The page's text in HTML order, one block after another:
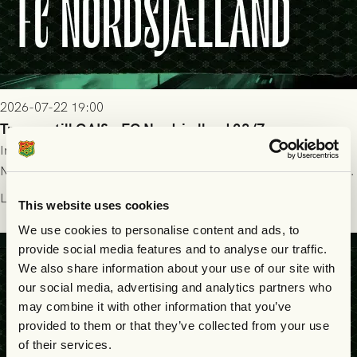
This website uses cookies
We use cookies to personalise content and ads, to
provide social media features and to analyse our traffic.
We also share information about your use of our site with
our social media, advertising and analytics partners who
may combine it with other information that you’ve
provided to them or that they’ve collected from your use
of their services.
2026-07-22 19:00
Truppen till GAIS - FC Nordsjælland 23/7
Imorgon torsdag spelar GAIS herrar hemma mot FC
Nordsjælland på Gamla Ullevi med avspark kl 19.00! Fredrik
Holmberg och ledarstaben har tagit ut följande trupp till
matchen:
Läs mer